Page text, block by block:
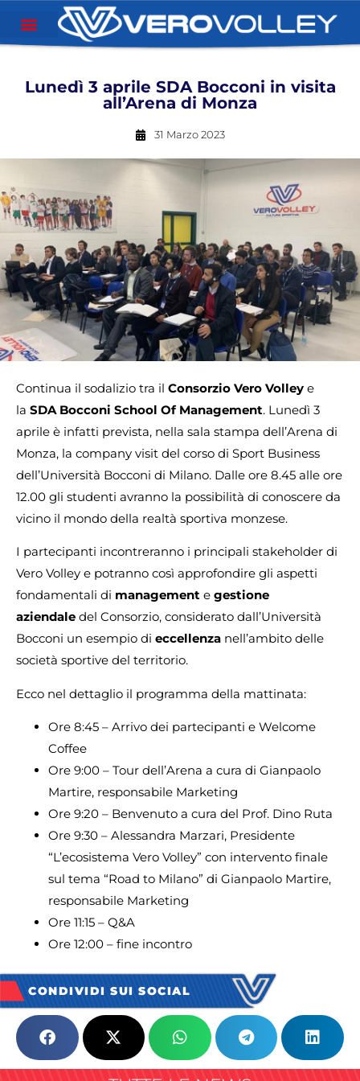
Lunedì 3 aprile SDA Bocconi in visita
all’Arena di Monza
31 Marzo 2023
Continua il sodalizio tra il Consorzio Vero Volley e
la SDA Bocconi School Of Management. Lunedì 3
aprile è infatti prevista, nella sala stampa dell’Arena di
Monza, la company visit del corso di Sport Business
dell’Università Bocconi di Milano. Dalle ore 8.45 alle ore
12.00 gli studenti avranno la possibilità di conoscere da
vicino il mondo della realtà sportiva monzese.
I partecipanti incontreranno i principali stakeholder di
Vero Volley e potranno così approfondire gli aspetti
fondamentali di management e gestione
aziendale del Consorzio, considerato dall’Università
Bocconi un esempio di eccellenza nell’ambito delle
società sportive del territorio.
Ecco nel dettaglio il programma della mattinata:
Ore 8:45 – Arrivo dei partecipanti e Welcome
Coffee
Ore 9:00 – Tour dell’Arena a cura di Gianpaolo
Martire, responsabile Marketing
Ore 9:20 – Benvenuto a cura del Prof. Dino Ruta
Ore 9:30 – Alessandra Marzari, Presidente
“L’ecosistema Vero Volley” con intervento finale
sul tema “Road to Milano” di Gianpaolo Martire,
responsabile Marketing
Ore 11:15 – Q&A
Ore 12:00 – fine incontro
CONDIVIDI SUI SOCIAL